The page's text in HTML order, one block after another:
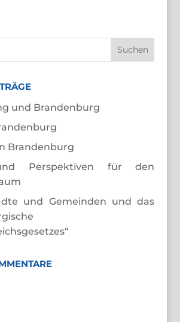
und Brandenburg
Brandenburg
Perspektiven für den
und Gemeinden und das